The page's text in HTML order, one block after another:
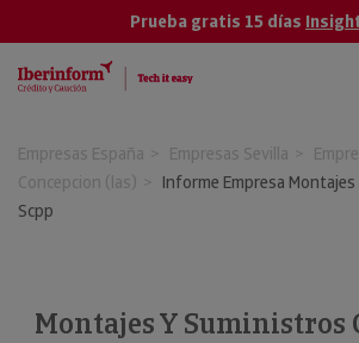
Prueba gratis 15 días
Empresas España Empresas Sevilla
Concepcion (las)
Informe Empresa
Scpp
Montajes Y Suministros